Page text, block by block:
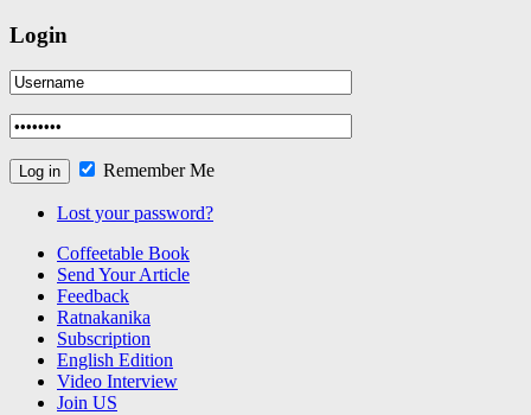
Login
Remember Me
Lost your password?
Coffeetable Book
Send Your Article
Feedback
Ratnakanika
Subscription
English Edition
Video Interview
Join US